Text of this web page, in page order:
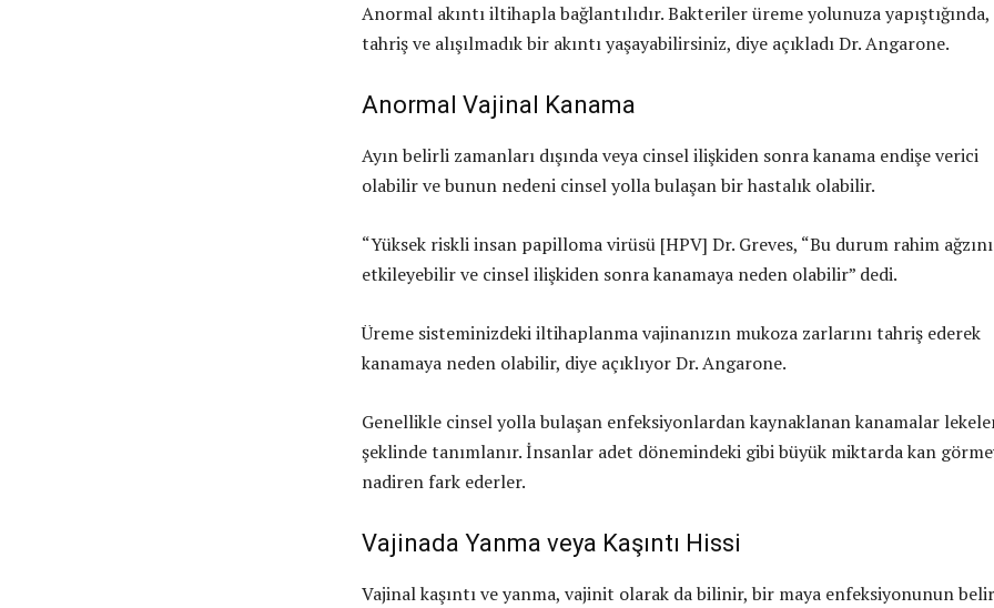
Anormal akıntı iltihapla bağlantılıdır. Bakteriler üreme yolunuza yapıştığında,
tahriş ve alışılmadık bir akıntı yaşayabilirsiniz, diye açıkladı Dr. Angarone.
Anormal Vajinal Kanama
Ayın belirli zamanları dışında veya cinsel ilişkiden sonra kanama endişe verici
olabilir ve bunun nedeni cinsel yolla bulaşan bir hastalık olabilir.
“Yüksek riskli insan papilloma virüsü [HPV] Dr. Greves, “Bu durum rahim ağzını
etkileyebilir ve cinsel ilişkiden sonra kanamaya neden olabilir” dedi.
Üreme sisteminizdeki iltihaplanma vajinanızın mukoza zarlarını tahriş ederek
kanamaya neden olabilir, diye açıklıyor Dr. Angarone.
Genellikle cinsel yolla bulaşan enfeksiyonlardan kaynaklanan kanamalar
şeklinde tanımlanır. İnsanlar adet dönemindeki gibi büyük miktarda kan
nadiren fark ederler.
Vajinada Yanma veya Kaşıntı Hissi
Vajinal kaşıntı ve yanma, vajinit olarak da bilinir, bir maya enfeksiyonunun